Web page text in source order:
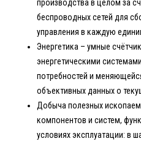
производства в целом за
беспроводных сетей для
управления в каждую
Энергетика – умные
энергетическими
потребностей и
объективных данных о
Добыча полезных
компонентов и систем,
условиях эксплуатации: в